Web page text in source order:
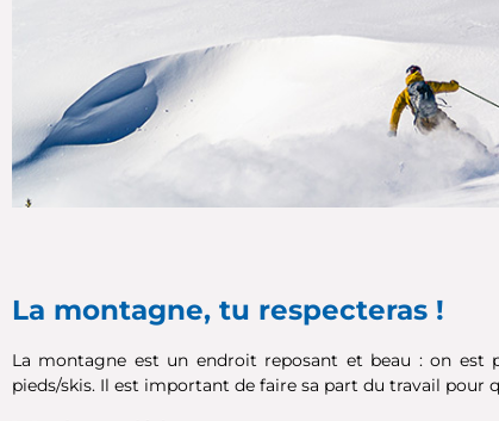
La montagne, tu respecteras !
La montagne est un endroit reposant et beau : on est
pieds/skis. Il est important de faire sa part du travail pour